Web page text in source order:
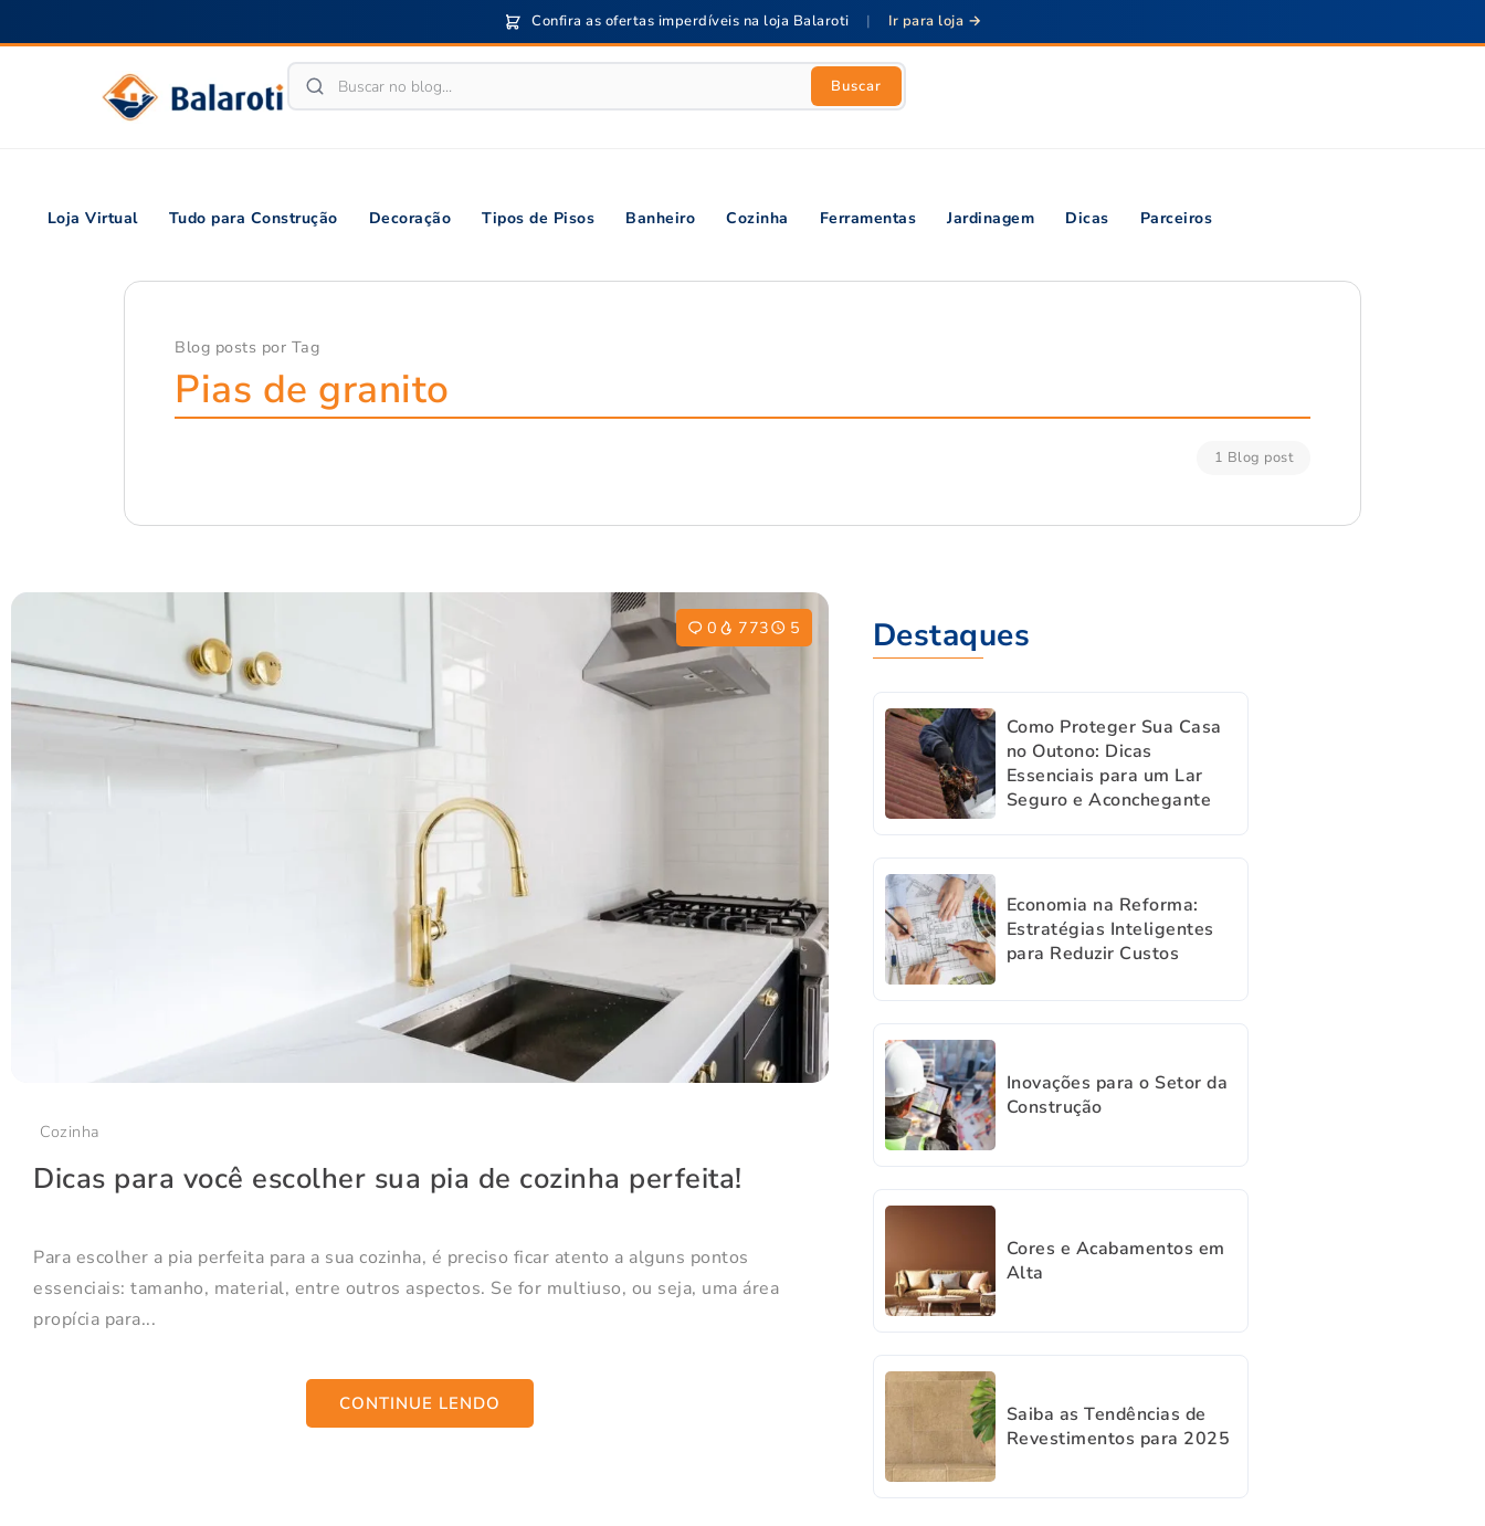
Confira as ofertas imperdíveis na loja Balaroti | Ir para loja →
Buscar
Loja Virtual Tudo para Construção Decoração Tipos de Pisos Banheiro Cozinha Ferramentas Jardinagem Dicas Parceiros
Blog posts por Tag
Pias de granito
1 Blog post
0 773 5
Cozinha
Dicas para você escolher sua pia de cozinha perfeita!
Para escolher a pia perfeita para a sua cozinha, é preciso ficar atento a alguns pontos
essenciais: tamanho, material, entre outros aspectos. Se for multiuso, ou seja, uma área
propícia para...
CONTINUE LENDO
Destaques
Como Proteger Sua Casa
no Outono: Dicas
Essenciais para um Lar
Seguro e Aconchegante
Economia na Reforma:
Estratégias Inteligentes
para Reduzir Custos
Inovações para o Setor da
Construção
Cores e Acabamentos em
Alta
Saiba as Tendências de
Revestimentos para 2025